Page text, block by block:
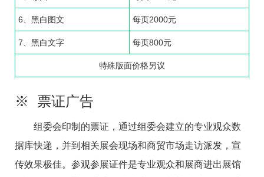
6、黑白图文 每页2000元
7、黑白文字 每页800元
特殊版面价格另议
※ 票证广告
组委会印制的票证，通过组委会建立的专业观众数
据库快递，并到相关展会现场和商贸市场走访派发，宣
传效果极佳。参观参展证件是专业观众和展商进出展馆